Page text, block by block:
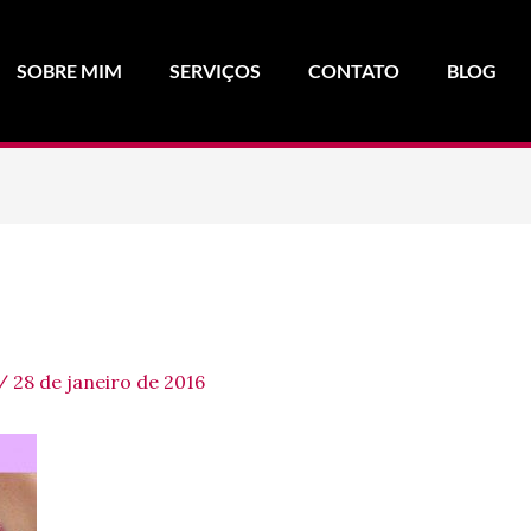
SOBRE MIM SERVIÇOS CONTATO BLOG
/ 28 de janeiro de 2016